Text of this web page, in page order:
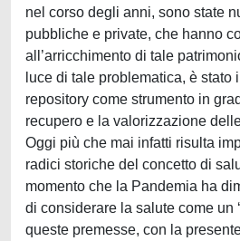
nel corso degli anni, sono state
pubbliche e private, che hanno
all’arricchimento di tale
luce di tale problematica, è stato
repository come strumento in
recupero e la valorizzazione
Oggi più che mai infatti risulta
radici storiche del concetto di
momento che la Pandemia ha
di considerare la salute come un
queste premesse, con la